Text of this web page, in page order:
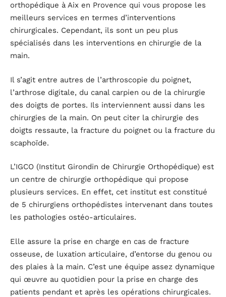
orthopédique à Aix en Provence qui vous propose les
meilleurs services en termes d’interventions
chirurgicales. Cependant, ils sont un peu plus
spécialisés dans les interventions en chirurgie de la
main.
Il s’agit entre autres de l’arthroscopie du poignet,
l’arthrose digitale, du canal carpien ou de la chirurgie
des doigts de portes. Ils interviennent aussi dans les
chirurgies de la main. On peut citer la chirurgie des
doigts ressaute, la fracture du poignet ou la fracture du
scaphoïde.
L’IGCO (Institut Girondin de Chirurgie Orthopédique) est
un centre de chirurgie orthopédique qui propose
plusieurs services. En effet, cet institut est constitué
de 5 chirurgiens orthopédistes intervenant dans toutes
les pathologies ostéo-articulaires.
Elle assure la prise en charge en cas de fracture
osseuse, de luxation articulaire, d’entorse du genou ou
des plaies à la main. C’est une équipe assez dynamique
qui œuvre au quotidien pour la prise en charge des
patients pendant et après les opérations chirurgicales.